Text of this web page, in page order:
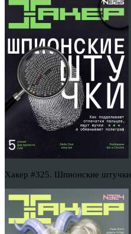
Хакер #325. Шпионские штучки